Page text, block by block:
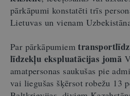
pārkāpumi konstatēti trīs
Lietuvas un vienam
Par pārkāpumiem
līdzekļu ekspluatācijas jomā
amatpersonas saukušas pie
vai liegušas šķērsot robežu 13